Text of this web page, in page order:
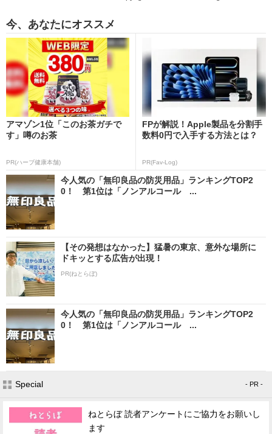
今、あなたにオススメ
アマゾン1位「このお茶ガチで
す」噂のお茶
PR(ハーブ健康本舗)
FPが解説！Apple製品を分割手
数料0円で入手する方法とは？
PR(Fav-Log)
今人気の「無印良品の防災用品」ランキングTOP2
0！ 第1位は「ノンアルコール ...
【その発想はなかった】猛暑の東京、意外な場所に
ドキッとする広告が出現！
PR(ねとらぼ)
今人気の「無印良品の防災用品」ランキングTOP2
0！ 第1位は「ノンアルコール ...
Special - PR -
ねとらぼ 読者アンケートにご協力をお願いし
ます